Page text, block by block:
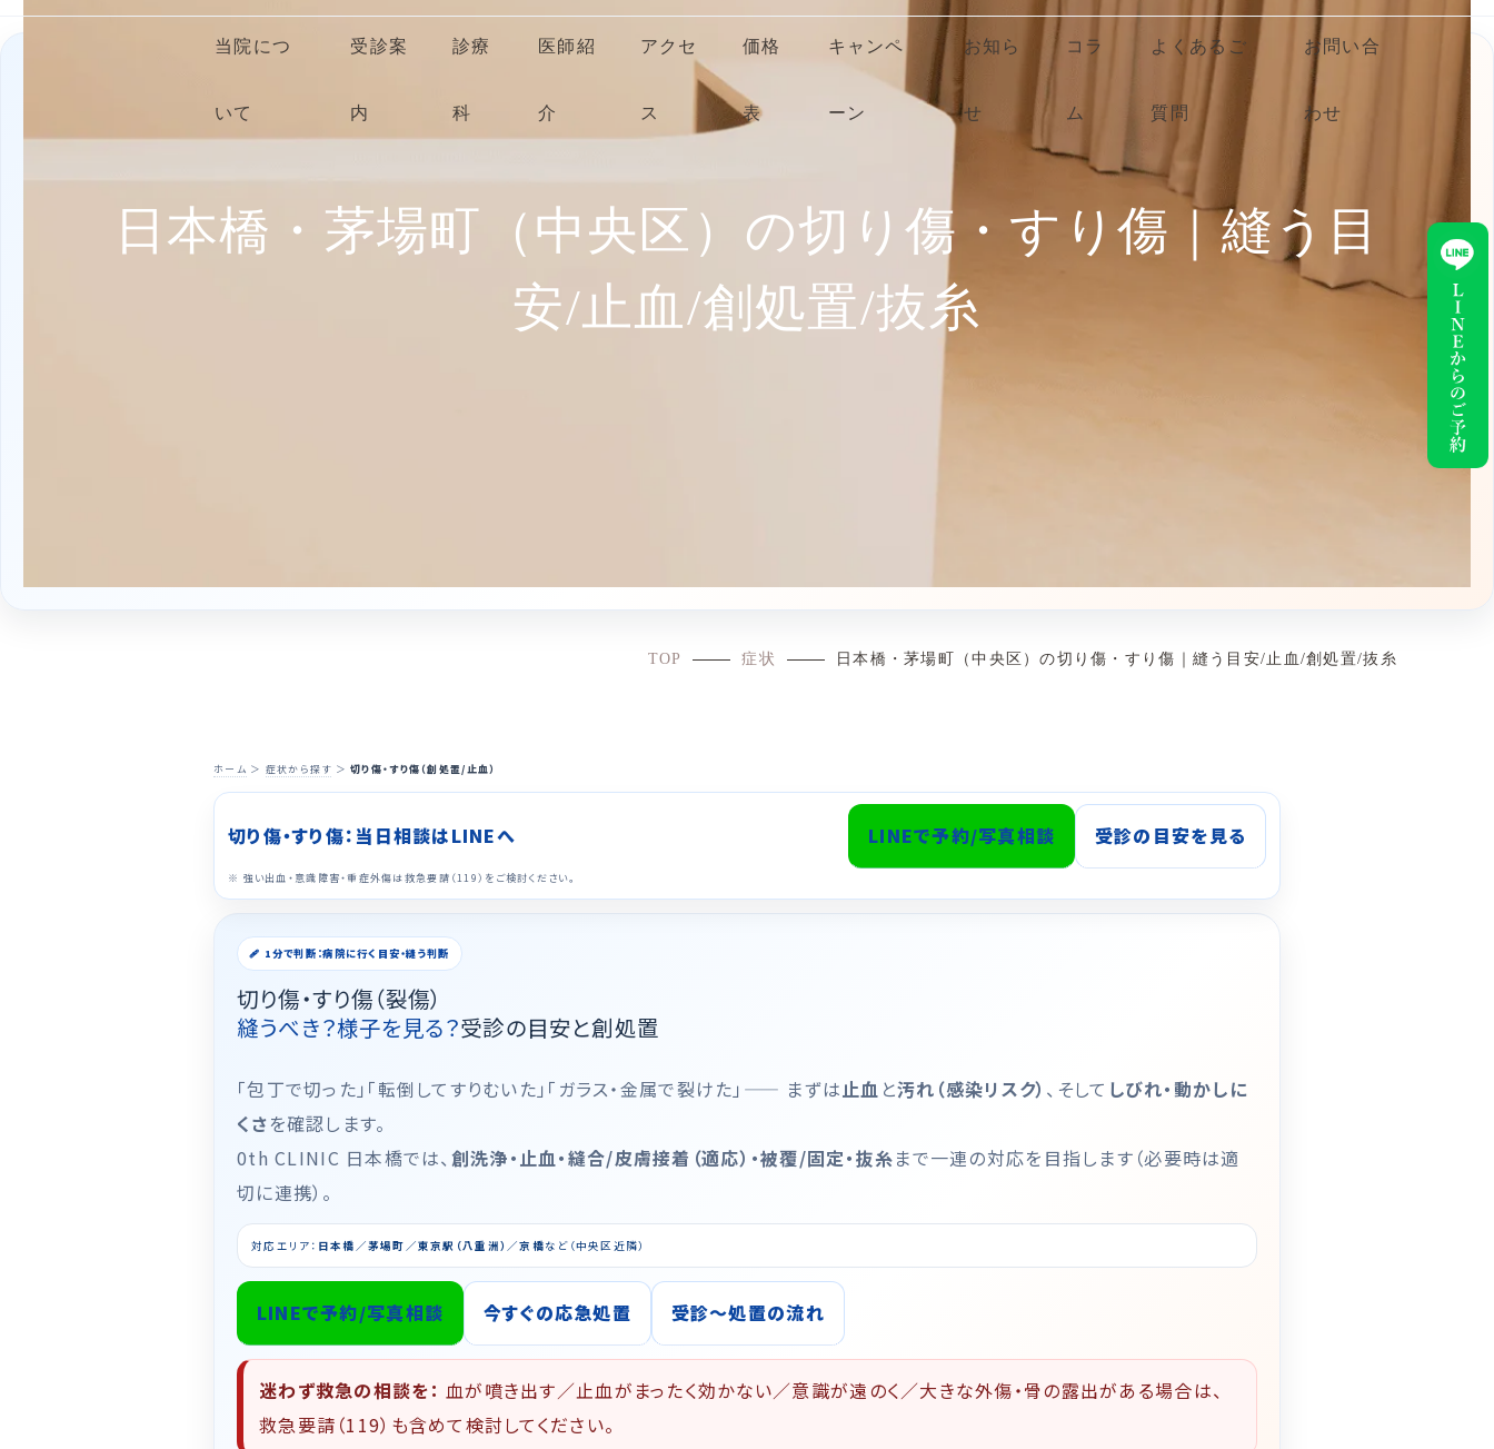
当院につ
いて
受診案
内
診療
科
医師紹
介
アクセ
ス
価格
表
キャンペ
ーン
お知ら
せ
コラ
ム
よくあるご
質問
お問い合
わせ
日本橋・茅場町（中央区）の切り傷・すり傷｜縫う目
安/止血/創処置/抜糸
TOP 症状 日本橋・茅場町（中央区）の切り傷・すり傷｜縫う目安/止血/創処置/抜糸
ホーム ＞ 症状から探す ＞切り傷・すり傷（創処置/止血）
切り傷・すり傷：当日相談はLINEへ LINEで予約/写真相談 受診の目安を見る
※ 強い出血・意識障害・重症外傷は救急要請（119）をご検討ください。
🩹 1分で判断：病院に行く目安・縫う判断
切り傷・すり傷（裂傷）
縫うべき？様子を見る？受診の目安と創処置
「包丁で切った」「転倒してすりむいた」「ガラス・金属で裂けた」—— まずは 止血 と汚れ（感染リスク） 、そして しびれ・動かしに
くさを確認します。
0th CLINIC 日本橋では、 創洗浄・止血・縫合/皮膚接着（適応）・被覆/固定・抜糸まで一連の対応を目指します（必要時は適
切に連携）。
対応エリア： 日本橋／茅場町／東京駅（八重洲）／京橋など（中央区近隣）
LINEで予約/写真相談 今すぐの応急処置 受診〜処置の流れ
迷わず救急の相談を： 血が噴き出す／止血がまったく効かない／意識が遠のく／大きな外傷・骨の露出がある場合は、
救急要請（119）も含めて検討してください。